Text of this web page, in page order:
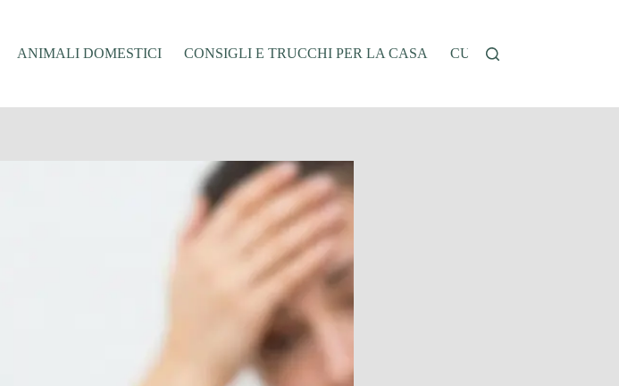
ANIMALI DOMESTICI CONSIGLI E TRUCCHI PER LA CASA CUCINA E RICETTE